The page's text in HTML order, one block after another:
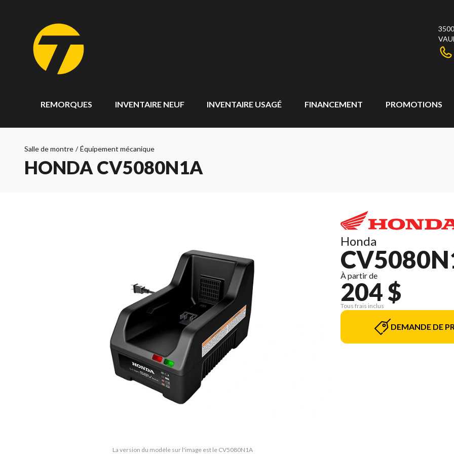
REMORQUES INVENTAIRE NEUF INVENTAIRE USAGÉ FINANCEMENT PROMOTIONS
Salle de montre / Équipement mécanique
HONDA CV5080N1A
La version du modèle sur l'image est le CV5080N1A
Honda
À partir de
204 $
Tous frais inclus
DEMANDE DE